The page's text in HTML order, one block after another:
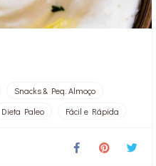
Snacks & Peq. Almoço
Dieta Paleo Fácil e Rápida